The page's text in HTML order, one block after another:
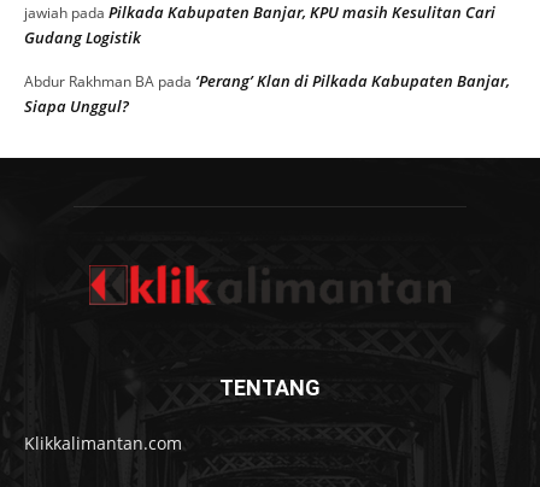
jawiah pada Pilkada Kabupaten Banjar, KPU masih Kesulitan Cari
Gudang Logistik
Abdur Rakhman BA pada ‘Perang’ Klan di Pilkada Kabupaten Banjar,
Siapa Unggul?
TENTANG
Klikkalimantan.com